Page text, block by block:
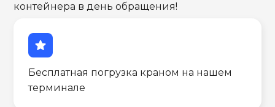
контейнера в день обращения!
star
Бесплатная погрузка краном на нашем
терминале